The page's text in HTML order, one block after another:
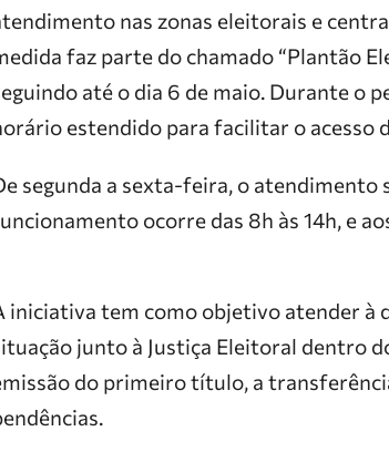
nas zonas eleitorais e
faz parte do chamado “Plantão
até o dia 6 de maio. Durante o
estendido para facilitar o acesso
segunda a sexta-feira, o atendimento
ocorre das 8h às 14h, e
iniciativa tem como objetivo atender à
junto à Justiça Eleitoral dentro
do primeiro título, a